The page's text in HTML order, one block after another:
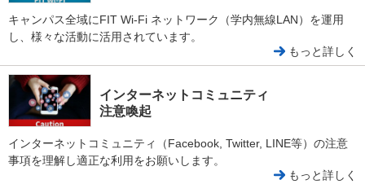
キャンパス全域にFIT Wi-Fi ネットワーク（学内無線LAN）を運用
し、様々な活動に活用されています。
もっと詳しく
インターネットコミュニティ
注意喚起
インターネットコミュニティ（Facebook, Twitter, LINE等）の注意
事項を理解し適正な利用をお願いします。
もっと詳しく